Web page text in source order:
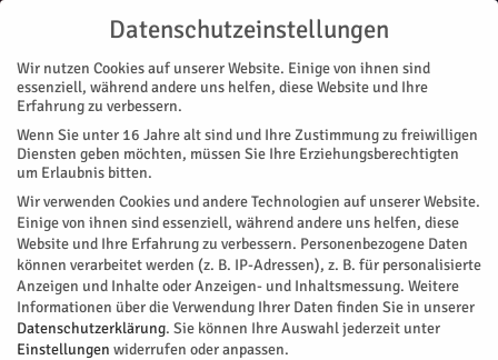
Start Magazin Musik Unser Dorf soll Disko werden – Als ich Schuppen in den Augen...
MAGAZIN MUSIK
Unser Dorf soll Disko werden – Als
ich Schuppen in den Augen hatte.
Fortsetzungsroman - Teil 6
VonJulian Schraven - Mai 23, 2012 147 0
Datenschutzeinstellungen
Wir nutzen Cookies auf unserer Website. Einige von ihnen sind
essenziell, während andere uns helfen, diese Website und Ihre
Erfahrung zu verbessern.
Wenn Sie unter 16 Jahre alt sind und Ihre Zustimmung zu freiwilligen
Diensten geben möchten, müssen Sie Ihre Erziehungsberechtigten
um Erlaubnis bitten.
Wir verwenden Cookies und andere Technologien auf unserer Website.
Einige von ihnen sind essenziell, während andere uns helfen, diese
Website und Ihre Erfahrung zu verbessern. Personenbezogene Daten
können verarbeitet werden (z. B. IP-Adressen), z. B. für personalisierte
Anzeigen und Inhalte oder Anzeigen- und Inhaltsmessung. Weitere
Informationen über die Verwendung Ihrer Daten finden Sie in unserer
Datenschutzerklärung. Sie können Ihre Auswahl jederzeit unter
Einstellungen widerrufen oder anpassen.